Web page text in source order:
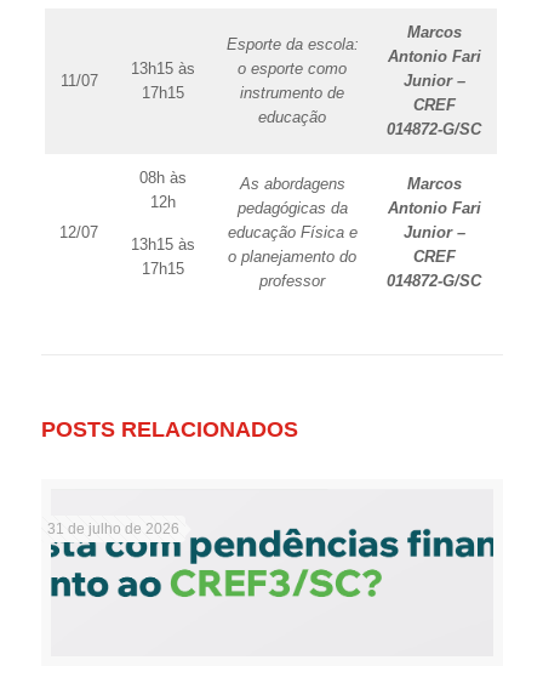
11/07
13h15 às
17h15
Esporte da escola:
o esporte como
instrumento de
educação
Marcos
Antonio Fari
Junior –
CREF
014872-G/SC
12/07
08h às
12h
13h15 às
17h15
As abordagens
pedagógicas da
educação Física e
o planejamento do
professor
Marcos
Antonio Fari
Junior –
CREF
014872-G/SC
POSTS RELACIONADOS
31 de julho de 2026